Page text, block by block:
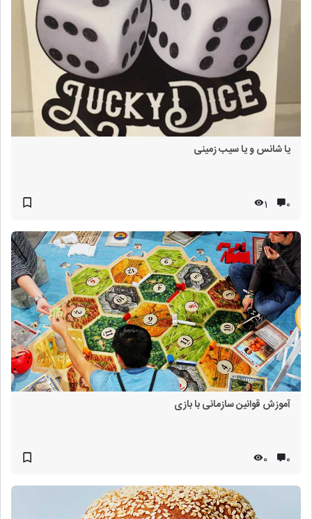
یا شانس و یا سیب زمینی
۰ 1
آموزش قوانین سازمانی با بازی
۰ 0